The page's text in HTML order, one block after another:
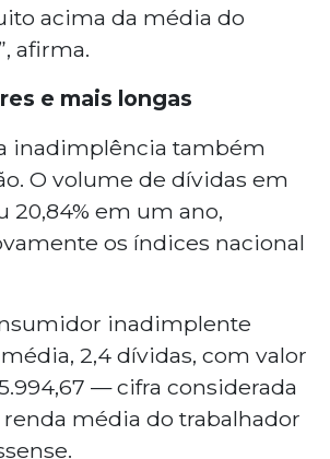
acima da média do
afirma.
e mais longas
inadimplência também
O volume de dívidas em
20,84% em um ano,
os índices nacional
inadimplente
2,4 dívidas, com valor
— cifra considerada
média do trabalhador